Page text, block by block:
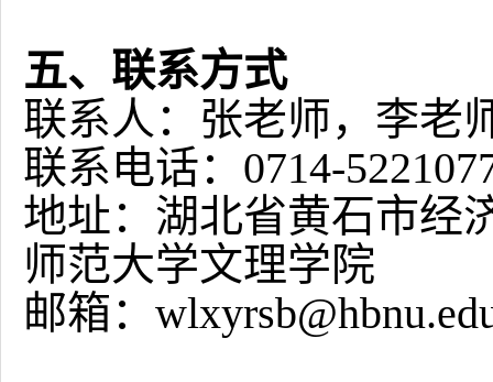
五、联系方式
联系人：张老师，李
联系电话： 0714-
地址：湖北省黄石市经
师范大学文理学院
邮箱：